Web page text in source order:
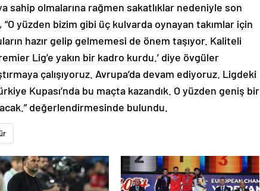
sahip olmalarına rağmen sakatlıklar nedeniyle son
yüzden bizim gibi üç kulvarda oynayan takımlar için
hazır gelip gelmemesi de önem taşıyor. Kaliteli
Lig’e yakın bir kadro kurdu.’ diye övgüler
çalışıyoruz. Avrupa’da devam ediyoruz. Ligdeki
Kupası’nda bu maçta kazandık. O yüzden geniş bir
değerlendirmesinde bulundu.